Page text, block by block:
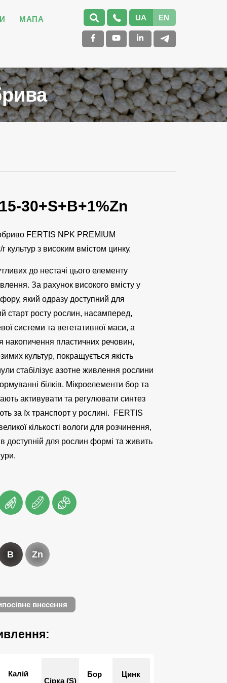
МАПА UA EN
30+S+B+1%Zn
FERTIS NPK PREMIUM
культур з високим вмістом цинку.
до нестачі цього елементу
За рахунок високого вмісту у
який одразу доступний для
старт росту рослин, насамперед,
системи та вегетативної маси, а
накопичення пластичних речовин,
культур, покращується якість
стабілізує азотне живлення рослини
білків. Мікроелементи бор та
активувати та регулювати синтез
за їх транспорт у рослині. FERTIS
кількості вологи для розчинення,
доступній для рослин формі та живить
B Zn
внесення
Калій
Сірка (S)
Бор
Цинк